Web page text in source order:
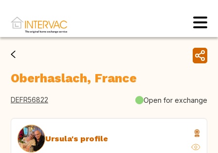
Oberhaslach, France
DEFR56822 Open for exchange
Ursula's profile